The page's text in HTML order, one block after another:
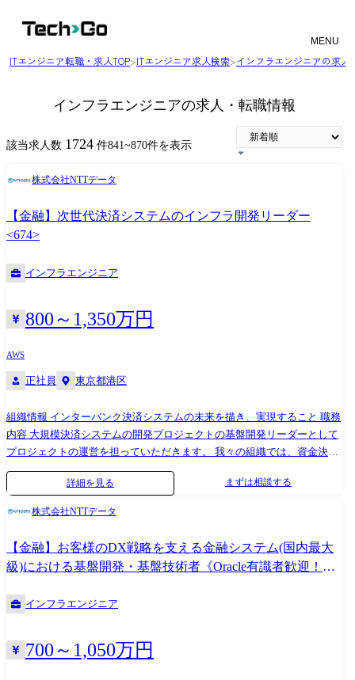
MENU
ITエンジニア転職・求人TOP>ITエンジニア求人検索>インフラエンジニアの求人
インフラエンジニアの求人・転職情報
該当求人数 1724 件841~870件を表示
株式会社NTTデータ
【金融】次世代決済システムのインフラ開発リーダー
<674>
インフラエンジニア
800～1,350万円
AWS
正社員 東京都港区
組織情報 インターバンク決済システムの未来を描き、実現すること 職務
内容 大規模決済システムの開発プロジェクトの基盤開発リーダーとして
プロジェクトの運営を担っていただきます。 我々の組織では、資金決済
のインフラとして日本の経済・社会を支えている銀行間決済システムの
開発、保守を担っておりますが、この銀行間決済システムを刷新する更
めとする多くのステークホルダーとのコミュニケーションを図ること
で、プロジェクト全体の運営に従事頂きます。 【業務内容例(一部)】 ・
複数ベンダを含めた基盤開発チームの運営、推進 ・メッセージ連携基盤
ムの新規開発・構築 ・複数のサブシステムを横断的に管理する共通基盤
ロジェクト管理高度化検討
詳細を見る まずは相談する
株式会社NTTデータ
【金融】お客様のDX戦略を支える金融システム(国内最大
級)における基盤開発・基盤技術者《Oracle有識者歓迎！》
インフラエンジニア
700～1,050万円